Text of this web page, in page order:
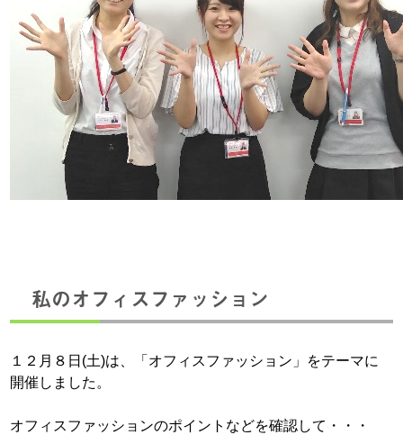
私のオフィスファッション
１２月８日(土)は、「オフィスファッション」をテーマに
開催しました。
オフィスファッションのポイントなどを確認して・・・